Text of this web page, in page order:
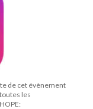
de cet évènement
les